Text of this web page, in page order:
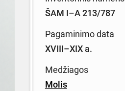
ŠAM I–A 213/787
Pagaminimo data
XVIII–XIX a.
Medžiagos
Molis